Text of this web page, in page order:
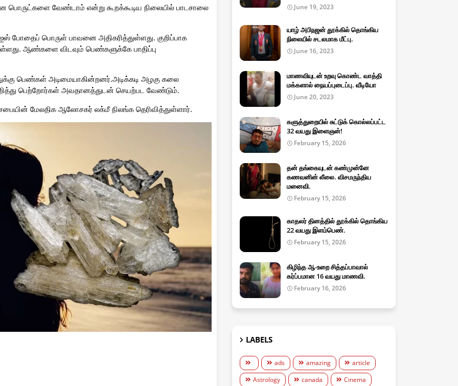
வேண்டாம் என்று கூறக்கூடிய நிலையில் பாடசாலை
பொருள் பாவனை அதிகரித்துள்ளது. குறிப்பாக
ஆண்களை விடவும் பெண்களுக்கே பாதிப்பு
பெண்கள் அடிமையாகின்றனர்.அடிக்கடி அழகு கலை
பெற்றோர்கள் அவதானத்துடன் செயற்பட வேண்டும்.
மேலதிக ஆலோசகர் லக்மீ நிலங்க தெரிவித்துள்ளார்.
June 19, 2023
யாழ் அபிநஜன் தூக்கில் தொங்கிய
நிலையில் சடலமாக மீட்பு.
June 16, 2023
மாணவியுடன் உறவு கொண்ட வாத்தி
மக்களால் நையப்புடைப்பு. வீடியோ
June 20, 2023
களுத்துறையில் சுட்டுக் கொல்லப்பட்ட
32 வயது இளைஞன்!
February 15, 2026
தன் தங்கையுடன் கண்முன்னே
கணவனின் லீலை. விசமருந்திய
மனைவி.
February 15, 2026
காதலர் தினத்தில் தூக்கில் தொங்கிய
22 வயது இளம்பெண்.
February 15, 2026
கிழிந்த ஆ-உறை சித்தப்பாவால்
கர்ப்பமான 16 வயது மாணவி.
February 16, 2026
LABELS
ads amazing
article
Astrology
canada
Cinema